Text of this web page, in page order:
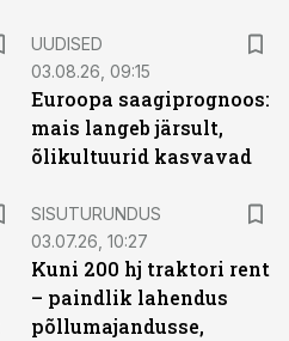
UUDISED
03.08.26, 09:15
Euroopa saagiprognoos:
mais langeb järsult,
õlikultuurid kasvavad
SISUTURUNDUS
03.07.26, 10:27
Kuni 200 hj traktori rent
– paindlik lahendus
põllumajandusse,